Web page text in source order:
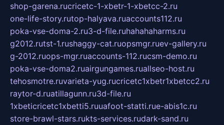
shop-garena.rucricetc-1-xbetr-1-xbetcc-2.ru
one-life-story.rutop-halyava.ruaccounts112.ru
poka-vse-doma-2.ru3-d-file.ruhahahaharms.ru
g2012.rutst-1.rushaggy-cat.ruopsmgr.ruev-gallery.ru
g-2012.ruops-mgr.ruaccounts-112.rucsm-demo.ru
poka-vse-doma2.ruairgungames.ruallseo-host.ru
tehosmotre.ruvarieta-yug.rucricetc1xbetr1xbetcc2.ru
raytor-d.ruatillagunn.ru3d-file.ru
1xbeticricetc1xbetti5.ruuafoot-statti.rue-abis1c.ru
store-brawl-stars.rukts-services.rudark-sand.ru